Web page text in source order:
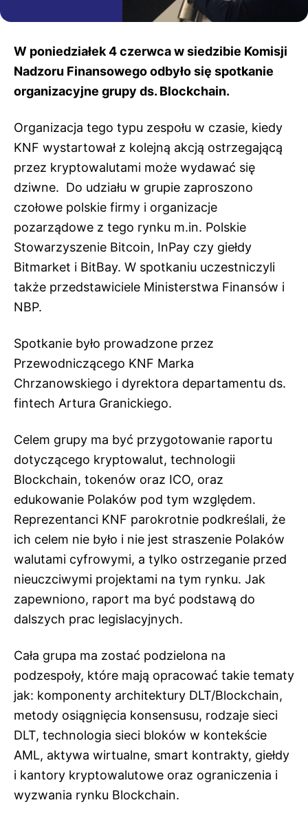
W poniedziałek 4 czerwca w siedzibie Komisji
Nadzoru Finansowego odbyło się spotkanie
organizacyjne grupy ds. Blockchain.
Organizacja tego typu zespołu w czasie, kiedy
KNF wystartował z kolejną akcją ostrzegającą
przez kryptowalutami może wydawać się
dziwne. Do udziału w grupie zaproszono
czołowe polskie firmy i organizacje
pozarządowe z tego rynku m.in. Polskie
Stowarzyszenie Bitcoin, InPay czy giełdy
Bitmarket i BitBay. W spotkaniu uczestniczyli
także przedstawiciele Ministerstwa Finansów i
NBP.
Spotkanie było prowadzone przez
Przewodniczącego KNF Marka
Chrzanowskiego i dyrektora departamentu ds.
fintech Artura Granickiego.
Celem grupy ma być przygotowanie raportu
dotyczącego kryptowalut, technologii
Blockchain, tokenów oraz ICO, oraz
edukowanie Polaków pod tym względem.
Reprezentanci KNF parokrotnie podkreślali, że
ich celem nie było i nie jest straszenie Polaków
walutami cyfrowymi, a tylko ostrzeganie przed
nieuczciwymi projektami na tym rynku. Jak
zapewniono, raport ma być podstawą do
dalszych prac legislacyjnych.
Cała grupa ma zostać podzielona na
podzespoły, które mają opracować takie tematy
jak: komponenty architektury DLT/Blockchain,
metody osiągnięcia konsensusu, rodzaje sieci
DLT, technologia sieci bloków w kontekście
AML, aktywa wirtualne, smart kontrakty, giełdy
i kantory kryptowalutowe oraz ograniczenia i
wyzwania rynku Blockchain.